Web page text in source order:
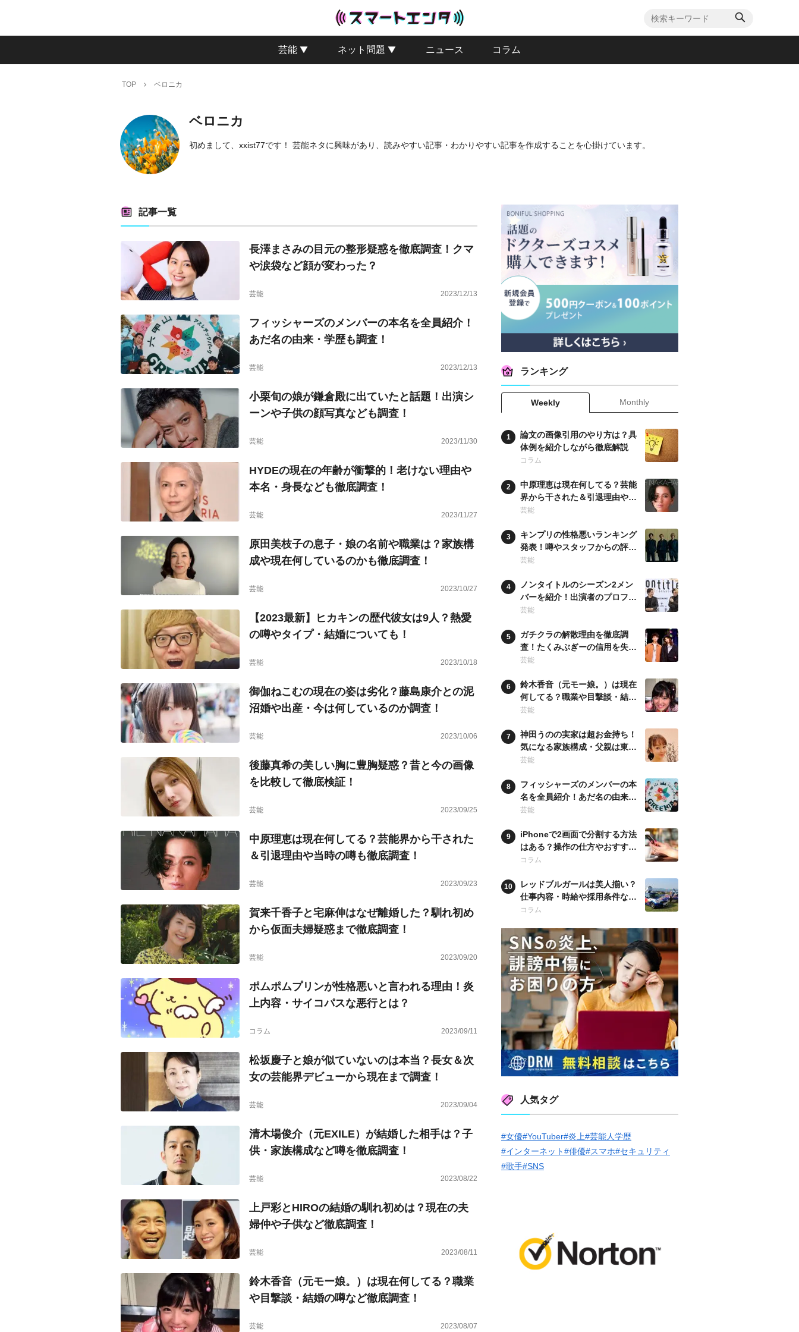
芸能 ネット問題 ニュース コラム
TOP ベロニカ
ベロニカ
初めまして、xxist77です！ 芸能ネタに興味があり、読みやすい記事・わかりやすい記事を作成することを心掛けています。
記事一覧
長澤まさみの目元の整形疑惑を徹底調査！クマ
や涙袋など顔が変わった？
芸能 2023/12/13
フィッシャーズのメンバーの本名を全員紹介！
あだ名の由来・学歴も調査！
芸能 2023/12/13
小栗旬の娘が鎌倉殿に出ていたと話題！出演シ
ーンや子供の顔写真なども調査！
芸能 2023/11/30
HYDEの現在の年齢が衝撃的！老けない理由や
本名・身長なども徹底調査！
芸能 2023/11/27
原田美枝子の息子・娘の名前や職業は？家族構
成や現在何しているのかも徹底調査！
芸能 2023/10/27
【2023最新】ヒカキンの歴代彼女は9人？熱愛
の噂やタイプ・結婚についても！
芸能 2023/10/18
御伽ねこむの現在の姿は劣化？藤島康介との泥
沼婚や出産・今は何しているのか調査！
芸能 2023/10/06
後藤真希の美しい胸に豊胸疑惑？昔と今の画像
を比較して徹底検証！
芸能 2023/09/25
中原理恵は現在何してる？芸能界から干された
＆引退理由や当時の噂も徹底調査！
芸能 2023/09/23
賀来千香子と宅麻伸はなぜ離婚した？馴れ初め
から仮面夫婦疑惑まで徹底調査！
芸能 2023/09/20
ポムポムプリンが性格悪いと言われる理由！炎
上内容・サイコパスな悪行とは？
コラム 2023/09/11
松坂慶子と娘が似ていないのは本当？長女＆次
女の芸能界デビューから現在まで調査！
芸能 2023/09/04
清木場俊介（元EXILE）が結婚した相手は？子
供・家族構成など噂を徹底調査！
芸能 2023/08/22
上戸彩とHIROの結婚の馴れ初めは？現在の夫
婦仲や子供など徹底調査！
芸能 2023/08/11
鈴木香音（元モー娘。）は現在何してる？職業
や目撃談・結婚の噂など徹底調査！
芸能 2023/08/07
ランキング
Weekly Monthly
論文の画像引用のやり方は？具
体例を紹介しながら徹底解説
コラム
中原理恵は現在何してる？芸能
界から干された＆引退理由や当
時の噂も徹底調査！
芸能
キンプリの性格悪いランキング
発表！噂やスタッフからの評判
なども徹底調査！
芸能
ノンタイトルのシーズン2メン
バーを紹介！出演者のプロフィ
ールを徹底調査！
芸能
ガチクラの解散理由を徹底調
査！たくみぶぎーの信用を失う
行動とは何？
芸能
鈴木香音（元モー娘。）は現在
何してる？職業や目撃談・結婚
の噂など徹底調査！
芸能
神田うのの実家は超お金持ち！
気になる家族構成・父親は東大
卒の官僚？
芸能
フィッシャーズのメンバーの本
名を全員紹介！あだ名の由来・
学歴も調査！
芸能
iPhoneで2画面で分割する方法
はある？操作の仕方やおすすめ
アプリも紹介！
コラム
レッドブルガールは美人揃い？
仕事内容・時給や採用条件など
も徹底調査！
コラム
人気タグ
#女優#YouTuber#炎上#芸能人学歴
#インターネット#俳優#スマホ#セキュリティ
#歌手#SNS